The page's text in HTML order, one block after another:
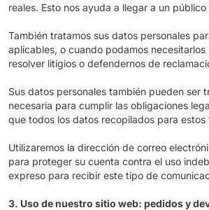
reales. Esto nos ayuda a llegar a un
También tratamos sus datos personales
aplicables, o cuando podamos
resolver litigios o defendernos de
Sus datos personales también pueden
necesaria para cumplir las obligaciones
que todos los datos recopilados para
Utilizaremos la dirección de correo
para proteger su cuenta contra el uso
expreso para recibir este tipo de
3. Uso de nuestro sitio web: pedidos y